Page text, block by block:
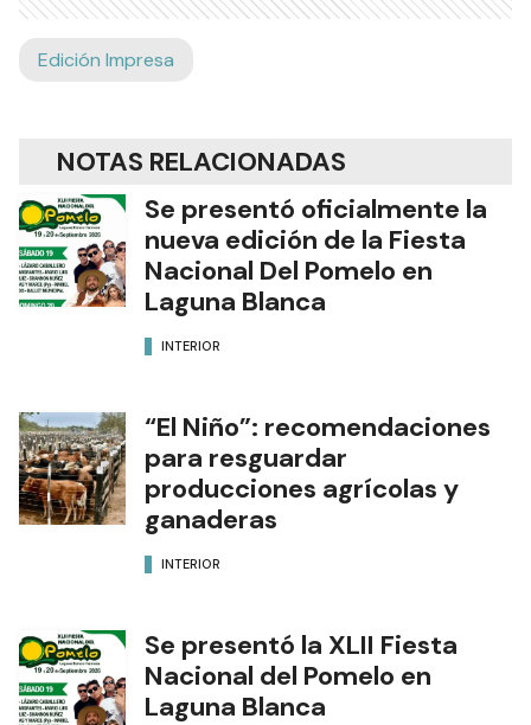
Edición Impresa
NOTAS RELACIONADAS
Se presentó oficialmente la
nueva edición de la Fiesta
Nacional Del Pomelo en
Laguna Blanca
INTERIOR
“El Niño”: recomendaciones
para resguardar
producciones agrícolas y
ganaderas
INTERIOR
Se presentó la XLII Fiesta
Nacional del Pomelo en
Laguna Blanca